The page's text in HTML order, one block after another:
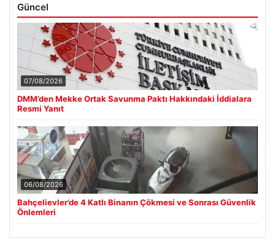
Güncel
07/08/2026
DMM’den Mekke Ortak Savunma Paktı Hakkındaki İddialara
Resmi Yanıt
06/08/2026
Bahçelievler’de 4 Katlı Binanın Çökmesi ve Sonrası Güvenlik
Önlemleri